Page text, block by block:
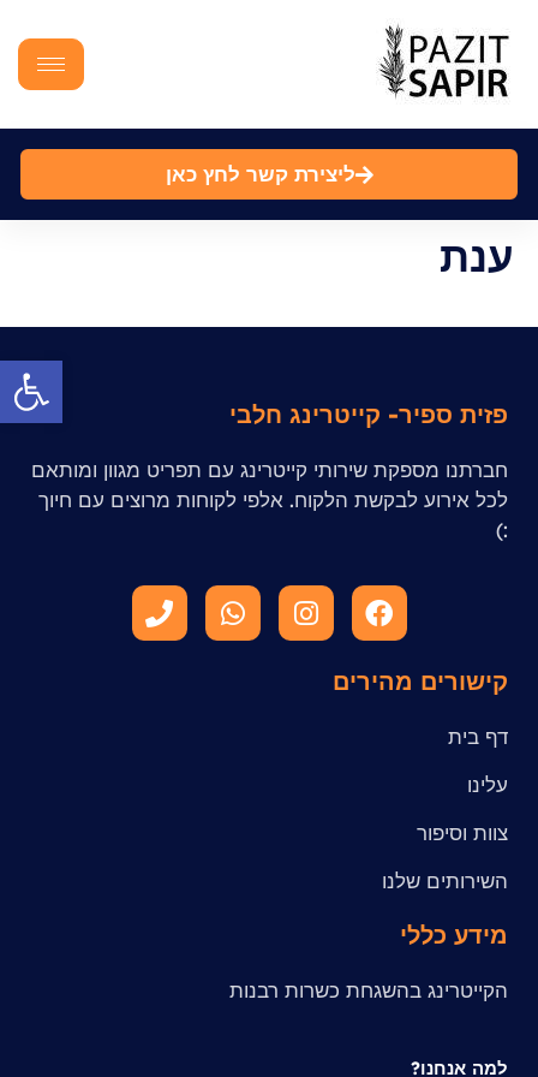
פתח
ליצירת קשר לחץ כאן
ענת
פזית ספיר- קייטרינג חלבי
חברתנו מספקת שירותי קייטרינג עם תפריט מגוון ומותאם
לכל אירוע לבקשת הלקוח. אלפי לקוחות מרוצים עם חיוך
:)
קישורים מהירים
דף בית
עלינו
צוות וסיפור
השירותים שלנו
מידע כללי
הקייטרינג בהשגחת כשרות רבנות
למה אנחנו?